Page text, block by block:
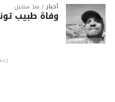
أخبار منذ سنتين
وفاة طبيب